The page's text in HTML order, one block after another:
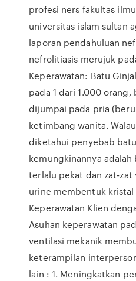
profesi ners fakultas
universitas islam sultan
laporan pendahuluan
nefrolitiasis merujuk
Keperawatan: Batu
pada 1 dari 1.000 orang,
dijumpai pada pria
ketimbang wanita.
diketahui penyebab
kemungkinannya
terlalu pekat dan zat-zat
urine membentuk kristal
Keperawatan Klien
Asuhan keperawatan
ventilasi mekanik
keterampilan
lain : 1. Meningkatkan